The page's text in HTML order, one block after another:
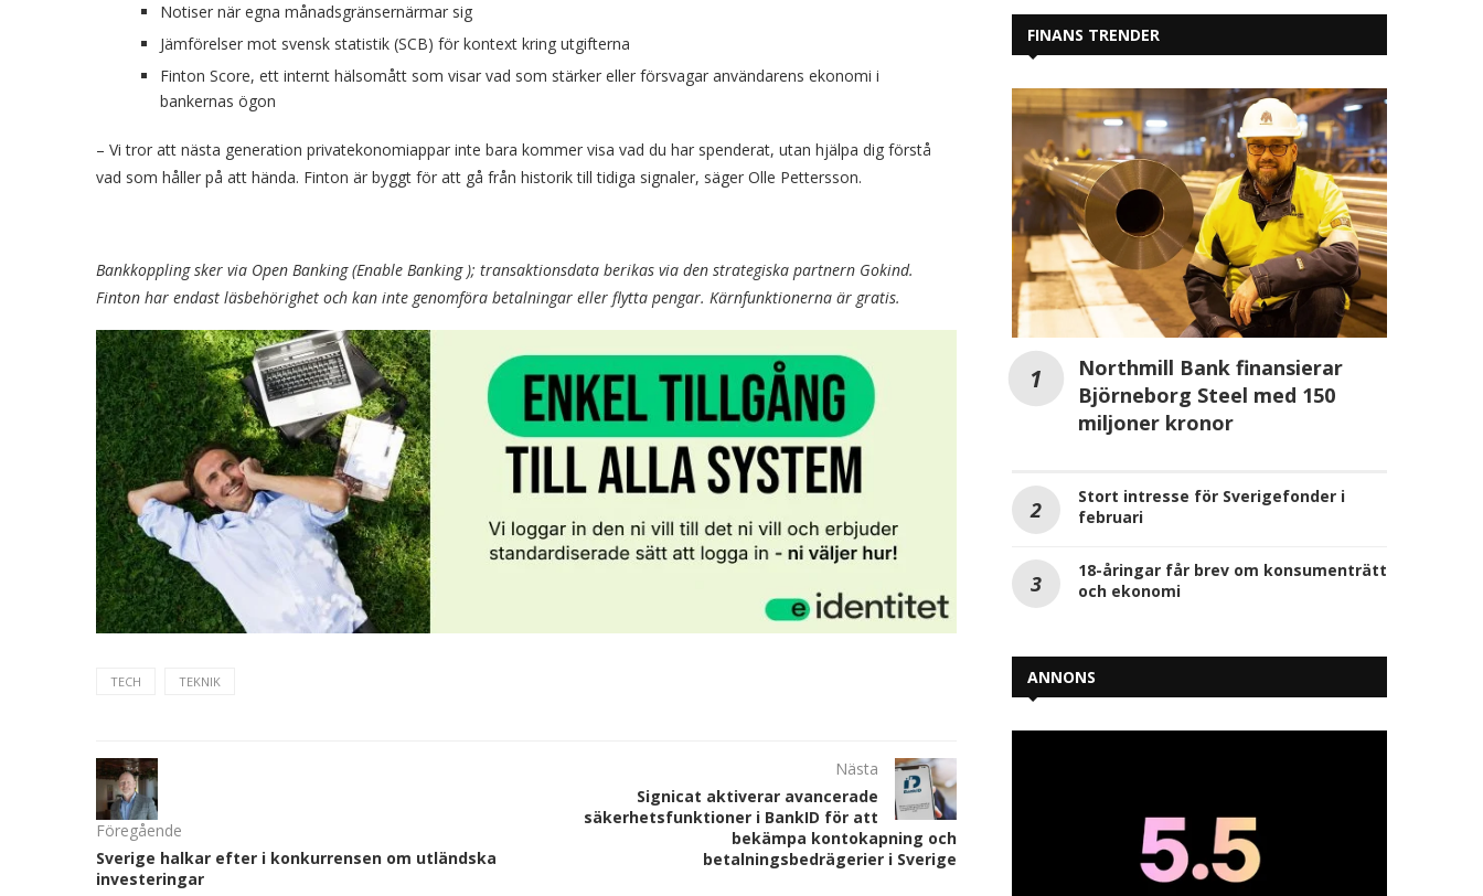
Notiser när egna månadsgränsernärmar sig
Jämförelser mot svensk statistik (SCB) för kontext kring utgifterna
Finton Score, ett internt hälsomått som visar vad som stärker eller försvagar användarens ekonomi i
bankernas ögon
– Vi tror att nästa generation privatekonomiappar inte bara kommer visa vad du har spenderat, utan hjälpa dig förstå
vad som håller på att hända. Finton är byggt för att gå från historik till tidiga signaler, säger Olle Pettersson.
Bankkoppling sker via Open Banking (Enable Banking ); transaktionsdata berikas via den strategiska partnern Gokind.
Finton har endast läsbehörighet och kan inte genomföra betalningar eller flytta pengar. Kärnfunktionerna är gratis.
TECH TEKNIK
Föregående
Sverige halkar efter i konkurrensen om utländska
investeringar
Nästa
Signicat aktiverar avancerade
säkerhetsfunktioner i BankID för att
bekämpa kontokapning och
betalningsbedrägerier i Sverige
FINANS TRENDER
Northmill Bank finansierar
Björneborg Steel med 150
miljoner kronor
Stort intresse för Sverigefonder i
februari
18-åringar får brev om konsumenträtt
och ekonomi
ANNONS